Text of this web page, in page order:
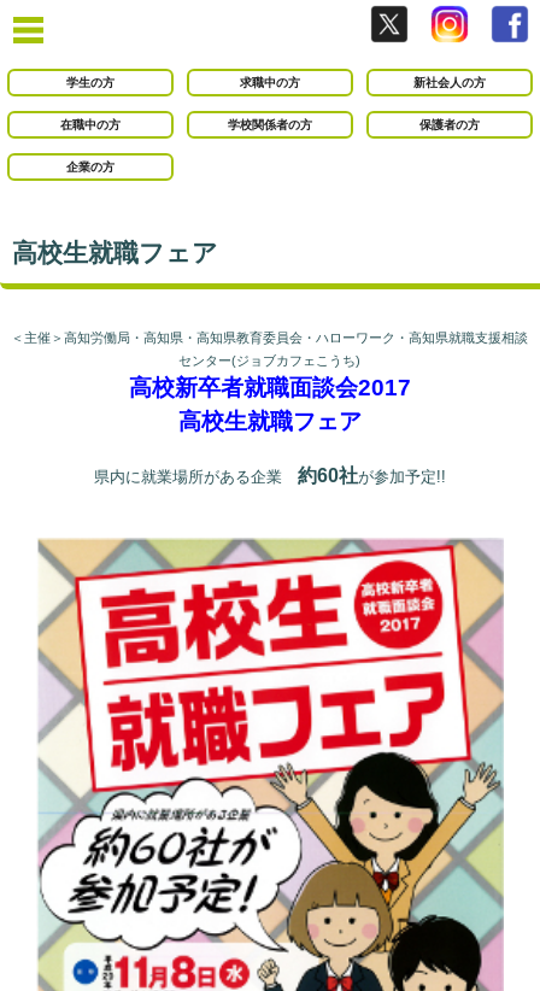
学生の方 求職中の方 新社会人の方
在職中の方 学校関係者の方 保護者の方
企業の方
高校生就職フェア
＜主催＞高知労働局・高知県・高知県教育委員会・ハローワーク・高知県就職支援相談
センター(ジョブカフェこうち)
高校新卒者就職面談会2017
高校生就職フェア
県内に就業場所がある企業 約60社が参加予定!!